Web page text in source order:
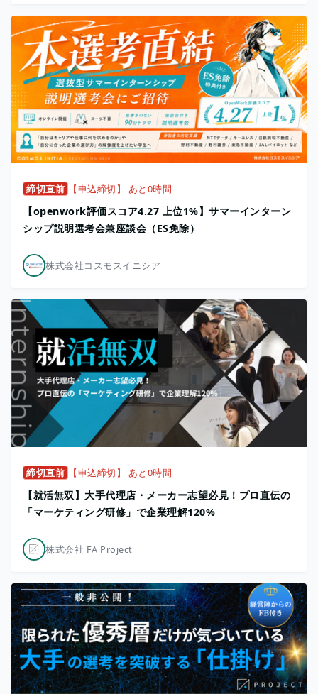
締切直前 【申込締切】 あと0時間
【openwork評価スコア4.27 上位1%】サマーインターン
シップ説明選考会兼座談会（ES免除）
株式会社コスモスイニシア
締切直前 【申込締切】 あと0時間
【就活無双】大手代理店・メーカー志望必見！プロ直伝の
「マーケティング研修」で企業理解120%
株式会社 FA Project